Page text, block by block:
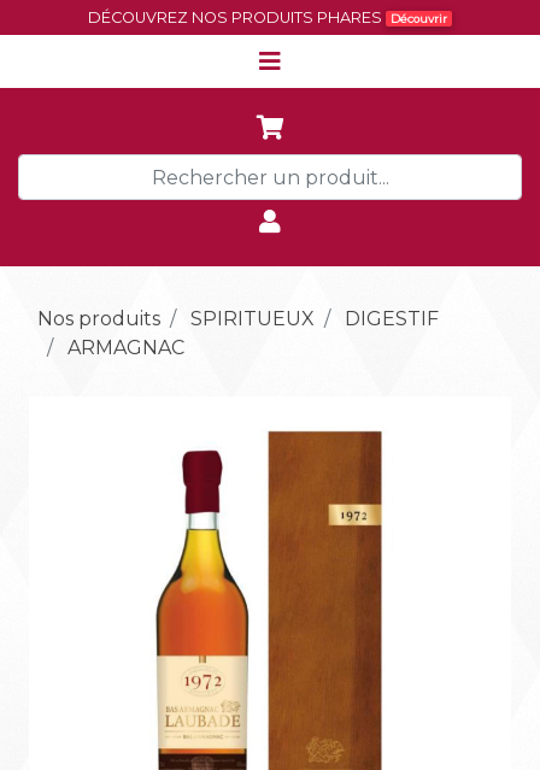
DÉCOUVREZ NOS PRODUITS PHARES Découvrir
Nos produits SPIRITUEUX
DIGESTIF
ARMAGNAC
Précédent